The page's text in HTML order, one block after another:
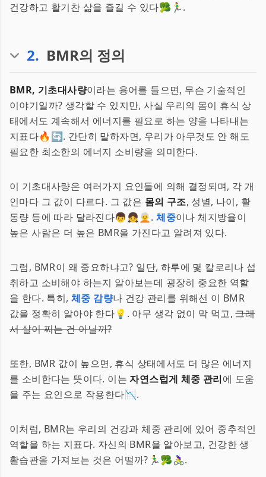
건강하고 활기찬 삶을 즐길 수 있다🥦🏃‍♂️.
2. BMR의 정의
BMR, 기초대사량이라는 용어를 들으면, 무슨 기술적인
이야기일까? 생각할 수 있지만, 사실 우리의 몸이 휴식 상
태에서도 계속해서 에너지를 필요로 하는 양을 나타내는
지표다🔥🔄. 간단히 말하자면, 우리가 아무것도 안 해도
필요한 최소한의 에너지 소비량을 의미한다.
이 기초대사량은 여러가지 요인들에 의해 결정되며, 각 개
인마다 그 값이 다르다. 그 값은 몸의 구조, 성별, 나이, 활
동량 등에 따라 달라진다👦👧🧑‍🦳.체중이나 체지방율이
높은 사람은 더 높은 BMR을 가진다고 알려져 있다.
그럼, BMR이 왜 중요하냐고? 일단, 하루에 몇 칼로리나 섭
취하고 소비해야 하는지 알아보는데 굉장히 중요한 역할
을 한다. 특히, 체중 감량나 건강 관리를 위해선 이 BMR
값을 정확히 알아야 한다💡. 아무 생각 없이 막 먹고,그래
서 살이 찌는 건 아닐까?
또한, BMR 값이 높으면, 휴식 상태에서도 더 많은 에너지
를 소비한다는 뜻이다. 이는자연스럽게 체중 관리에 도움
을 주는 요인으로 작용한다📉.
이처럼, BMR는 우리의 건강과 체중 관리에 있어 중추적인
역할을 하는 지표다. 자신의 BMR을 알아보고, 건강한 생
활습관을 가져보는 것은 어떨까?🏃‍♂️🥦🚴‍♀️.